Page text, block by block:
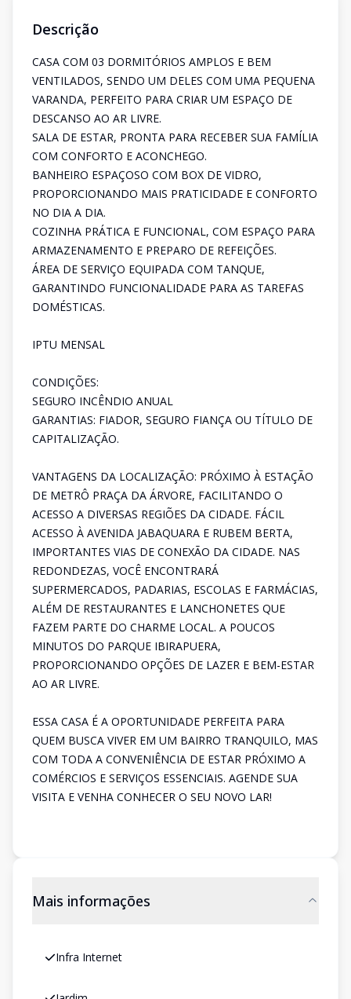
Descrição
CASA COM 03 DORMITÓRIOS AMPLOS E BEM
VENTILADOS, SENDO UM DELES COM UMA PEQUENA
VARANDA, PERFEITO PARA CRIAR UM ESPAÇO DE
DESCANSO AO AR LIVRE.
SALA DE ESTAR, PRONTA PARA RECEBER SUA FAMÍLIA
COM CONFORTO E ACONCHEGO.
BANHEIRO ESPAÇOSO COM BOX DE VIDRO,
PROPORCIONANDO MAIS PRATICIDADE E CONFORTO
NO DIA A DIA.
COZINHA PRÁTICA E FUNCIONAL, COM ESPAÇO PARA
ARMAZENAMENTO E PREPARO DE REFEIÇÕES.
ÁREA DE SERVIÇO EQUIPADA COM TANQUE,
GARANTINDO FUNCIONALIDADE PARA AS TAREFAS
DOMÉSTICAS.
IPTU MENSAL
CONDIÇÕES:
SEGURO INCÊNDIO ANUAL
GARANTIAS: FIADOR, SEGURO FIANÇA OU TÍTULO DE
CAPITALIZAÇÃO.
VANTAGENS DA LOCALIZAÇÃO: PRÓXIMO À ESTAÇÃO
DE METRÔ PRAÇA DA ÁRVORE, FACILITANDO O
ACESSO A DIVERSAS REGIÕES DA CIDADE. FÁCIL
ACESSO À AVENIDA JABAQUARA E RUBEM BERTA,
IMPORTANTES VIAS DE CONEXÃO DA CIDADE. NAS
REDONDEZAS, VOCÊ ENCONTRARÁ
SUPERMERCADOS, PADARIAS, ESCOLAS E FARMÁCIAS,
ALÉM DE RESTAURANTES E LANCHONETES QUE
FAZEM PARTE DO CHARME LOCAL. A POUCOS
MINUTOS DO PARQUE IBIRAPUERA,
PROPORCIONANDO OPÇÕES DE LAZER E BEM-ESTAR
AO AR LIVRE.
ESSA CASA É A OPORTUNIDADE PERFEITA PARA
QUEM BUSCA VIVER EM UM BAIRRO TRANQUILO, MAS
COM TODA A CONVENIÊNCIA DE ESTAR PRÓXIMO A
COMÉRCIOS E SERVIÇOS ESSENCIAIS. AGENDE SUA
VISITA E VENHA CONHECER O SEU NOVO LAR!
Mais informações
Infra Internet